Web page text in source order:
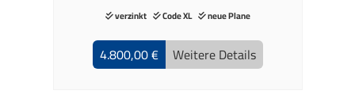
verzinkt Code XL neue Plane
4.800,00 € Weitere Details